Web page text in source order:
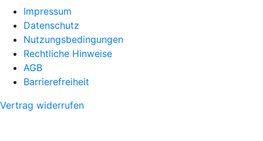
Impressum
Datenschutz
Nutzungsbedingungen
Rechtliche Hinweise
AGB
Barrierefreiheit
Vertrag widerrufen